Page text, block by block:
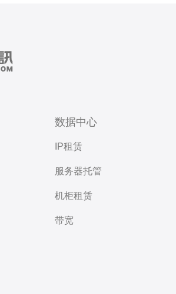
数据中心
IP租赁
服务器托管
机柜租赁
带宽